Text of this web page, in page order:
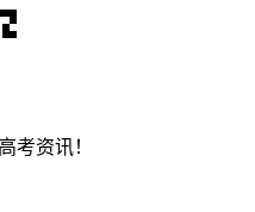
考资讯！